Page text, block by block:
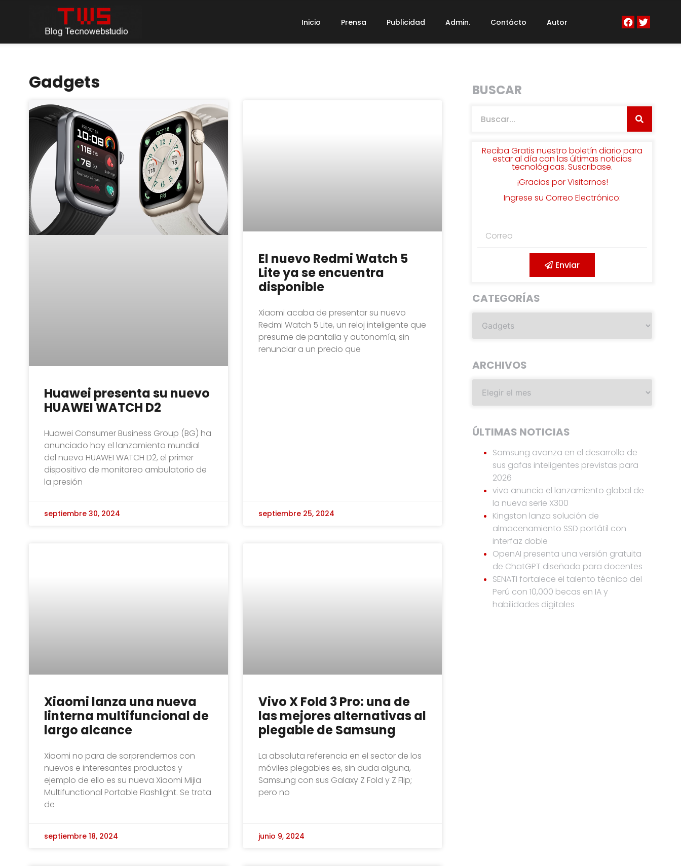
Inicio Prensa Publicidad Admin. Contácto Autor
Gadgets
Huawei presenta su nuevo
HUAWEI WATCH D2
Huawei Consumer Business Group (BG) ha
anunciado hoy el lanzamiento mundial
del nuevo HUAWEI WATCH D2, el primer
dispositivo de monitoreo ambulatorio de
la presión
septiembre 30, 2024
El nuevo Redmi Watch 5
Lite ya se encuentra
disponible
Xiaomi acaba de presentar su nuevo
Redmi Watch 5 Lite, un reloj inteligente que
presume de pantalla y autonomía, sin
renunciar a un precio que
septiembre 25, 2024
Xiaomi lanza una nueva
linterna multifuncional de
largo alcance
Xiaomi no para de sorprendernos con
nuevos e interesantes productos y
ejemplo de ello es su nueva Xiaomi Mijia
Multifunctional Portable Flashlight. Se trata
de
septiembre 18, 2024
Vivo X Fold 3 Pro: una de
las mejores alternativas al
plegable de Samsung
La absoluta referencia en el sector de los
móviles plegables es, sin duda alguna,
Samsung con sus Galaxy Z Fold y Z Flip;
pero no
junio 9, 2024
BUSCAR
Reciba Gratis nuestro boletín diario para
estar al día con las últimas noticias
tecnológicas. Suscribase.
¡Gracias por Visitarnos!
Ingrese su Correo Electrónico:
Enviar
CATEGORÍAS
ARCHIVOS
ÚLTIMAS NOTICIAS
Samsung avanza en el desarrollo de
sus gafas inteligentes previstas para
2026
vivo anuncia el lanzamiento global de
la nueva serie X300
Kingston lanza solución de
almacenamiento SSD portátil con
interfaz doble
OpenAI presenta una versión gratuita
de ChatGPT diseñada para docentes
SENATI fortalece el talento técnico del
Perú con 10,000 becas en IA y
habilidades digitales